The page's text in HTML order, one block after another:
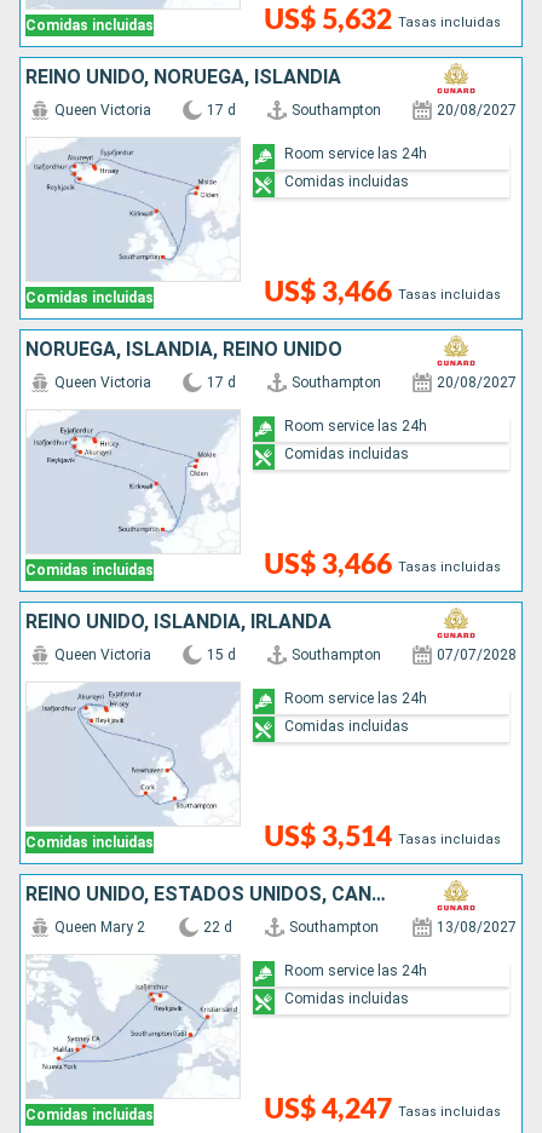
Comidas incluidas US$ 5,632 Tasas incluidas
REINO UNIDO, NORUEGA, ISLANDIA
Comidas incluidas
Queen Victoria 17 d Southampton 20/08/2027
US$ 3,466 Tasas incluidas
Room service las 24h
Comidas incluidas
NORUEGA, ISLANDIA, REINO UNIDO
Comidas incluidas
Queen Victoria 17 d Southampton 20/08/2027
US$ 3,466 Tasas incluidas
Room service las 24h
Comidas incluidas
REINO UNIDO, ISLANDIA, IRLANDA
Comidas incluidas
Queen Victoria 15 d Southampton 07/07/2028
US$ 3,514 Tasas incluidas
Room service las 24h
Comidas incluidas
REINO UNIDO, ESTADOS UNIDOS, CANADÁ, ISLANDIA, NORUEGA
Comidas incluidas
Queen Mary 2 22 d Southampton 13/08/2027
US$ 4,247 Tasas incluidas
Room service las 24h
Comidas incluidas